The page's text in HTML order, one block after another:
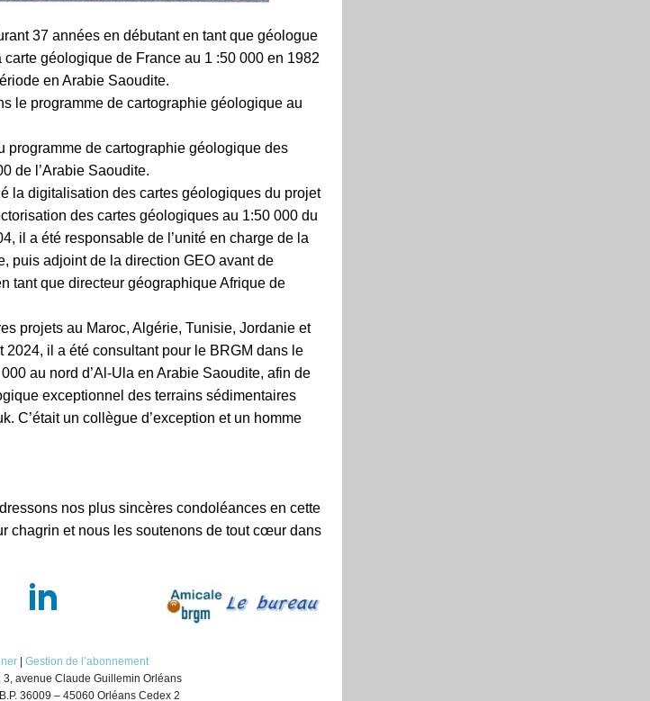
37 années en débutant en tant que géologue
géologique de France au 1 :50 000 en 1982
en Arabie Saoudite.
le programme de cartographie géologique au
programme de cartographie géologique des
de l’Arabie Saoudite.
la digitalisation des cartes géologiques du projet
des cartes géologiques au 1:50 000 du
il a été responsable de l’unité en charge de la
puis adjoint de la direction GEO avant de
tant que directeur géographique Afrique de
projets au Maroc, Algérie, Tunisie, Jordanie et
il a été consultant pour le BRGM dans le
au nord d’Al-Ula en Arabie Saoudite, afin de
exceptionnel des terrains sédimentaires
C’était un collègue d’exception et un homme
nos plus sincères condoléances en cette
chagrin et nous les soutenons de tout cœur dans
Gestion de l’abonnement
. 3, avenue Claude Guillemin Orléans
36009 – 45060 Orléans Cedex 2